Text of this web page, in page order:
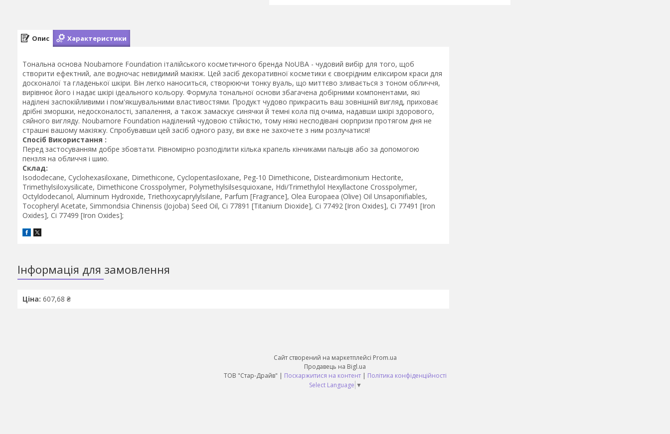
Опис Характеристики
Тональна основа Noubamore Foundation італійського косметичного бренда NoUBA - чудовий вибір для того, щоб
створити ефектний, але водночас невидимий макіяж. Цей засіб декоративної косметики є своєрідним еліксиром краси для
досконалої та гладенької шкіри. Він легко наноситься, створюючи тонку вуаль, що миттєво зливається з тоном обличчя,
вирівнює його і надає шкірі ідеального кольору. Формула тональної основи збагачена добірними компонентами, які
наділені заспокійливими і пом'якшувальними властивостями. Продукт чудово прикрасить ваш зовнішній вигляд, приховає
дрібні зморшки, недосконалості, запалення, а також замаскує синячки й темні кола під очима, надавши шкірі здорового,
сяйного вигляду. Noubamore Foundation наділений чудовою стійкістю, тому ніякі несподівані сюрпризи протягом дня не
страшні вашому макіяжу. Спробувавши цей засіб одного разу, ви вже не захочете з ним розлучатися!
Спосіб Використання :
Перед застосуванням добре збовтати. Рівномірно розподілити кілька крапель кінчиками пальців або за допомогою
пензля на обличчя і шию.
Склад:
Isododecane, Cyclohexasiloxane, Dimethicone, Cyclopentasiloxane, Peg-10 Dimethicone, Disteardimonium Hectorite,
Trimethylsiloxysilicate, Dimethicone Crosspolymer, Polymethylsilsesquioxane, Hdi/Trimethylol Hexyllactone Crosspolymer,
Octyldodecanol, Aluminum Hydroxide, Triethoxycaprylylsilane, Parfum [Fragrance], Olea Europaea (Olive) Oil Unsaponifiables,
Tocopheryl Acetate, Simmondsia Chinensis (Jojoba) Seed Oil, Ci 77891 [Titanium Dioxide], Ci 77492 [Iron Oxides], Ci 77491 [Iron
Oxides], Ci 77499 [Iron Oxides];
Інформація для замовлення
Ціна: 607,68 ₴
Сайт створений на маркетплейсі Prom.ua
Продавець на Bigl.ua
ТОВ "Стар-Драйв" | Поскаржитися на контент | Політика конфіденційності
Select Language ▼